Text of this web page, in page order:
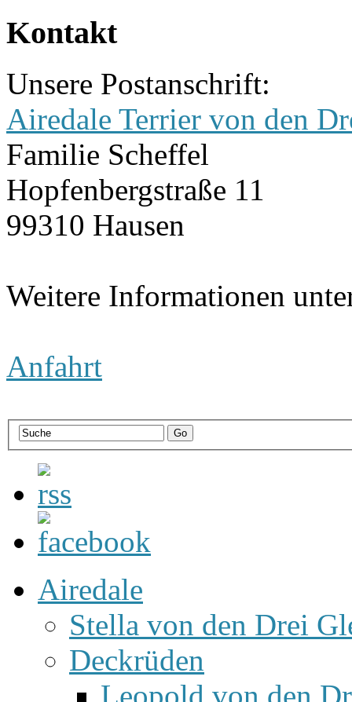
Kontakt
Unsere Postanschrift:
Airedale Terrier von den
Familie Scheffel
Hopfenbergstraße 11
99310 Hausen
Weitere Informationen
Anfahrt
Airedale
Stella von den Drei
Deckrüden